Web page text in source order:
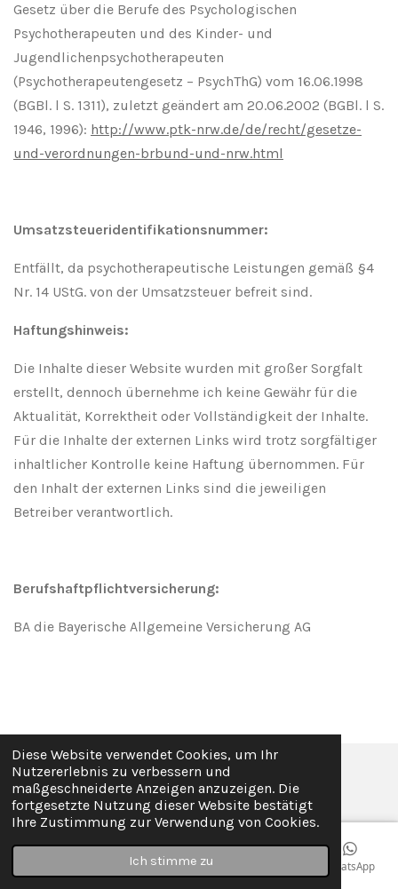
Diese Website verwendet Cookies, um Ihr
Nutzererlebnis zu verbessern und
maßgeschneiderte Anzeigen anzuzeigen. Die
fortgesetzte Nutzung dieser Website bestätigt
Ihre Zustimmung zur Verwendung von Cookies.
Ich stimme zu
Gesetz über die Berufe des Psychologischen
Psychotherapeuten und des Kinder- und
Jugendlichenpsychotherapeuten
(Psychotherapeutengesetz – PsychThG) vom 16.06.1998
(BGBl. l S. 1311), zuletzt geändert am 20.06.2002 (BGBl. l S.
1946, 1996): http://www.ptk-nrw.de/de/recht/gesetze-
und-verordnungen-brbund-und-nrw.html
Umsatzsteueridentifikationsnummer:
Entfällt, da psychotherapeutische Leistungen gemäß §4
Nr. 14 UStG. von der Umsatzsteuer befreit sind.
Haftungshinweis:
Die Inhalte dieser Website wurden mit großer Sorgfalt
erstellt, dennoch übernehme ich keine Gewähr für die
Aktualität, Korrektheit oder Vollständigkeit der Inhalte.
Für die Inhalte der externen Links wird trotz sorgfältiger
inhaltlicher Kontrolle keine Haftung übernommen. Für
den Inhalt der externen Links sind die jeweiligen
Betreiber verantwortlich.
Berufshaftpflichtversicherung:
BA die Bayerische Allgemeine Versicherung AG
© 2023 - 2026 therapieneuss.de
Telefon Karte WhatsApp